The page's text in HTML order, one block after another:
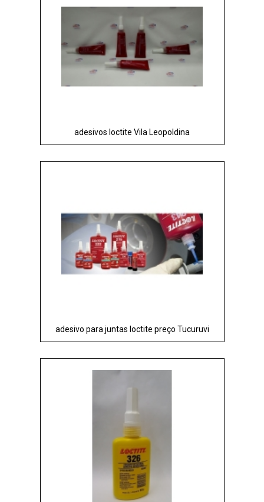
adesivos loctite Vila Leopoldina
adesivo para juntas loctite preço Tucuruvi